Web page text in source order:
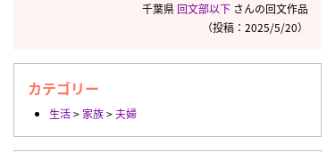
千葉県 回文部以下 さんの回文作品
（投稿：2025/5/20）
カテゴリー
生活> 家族>夫婦